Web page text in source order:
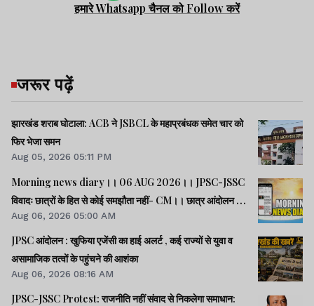
हमारे Whatsapp चैनल को Follow करें
जरूर पढ़ें
झारखंड शराब घोटाला: ACB ने JSBCL के महाप्रबंधक समेत चार को
फिर भेजा समन
Aug 05, 2026 05:11 PM
Morning news diary।। 06 AUG 2026।। JPSC-JSSC
विवादः छात्रों के हित से कोई समझौता नहीं- CM।। छात्र आंदोलन के
समर्थन में झारखंड आएंगे अभिजीत दीपके।। जब तक अमित शाह सदन
में जवाब नहीं देते, चर्चा नहीं होगीः राहुल।। समेत कई खबरें व वीडियो.
Aug 06, 2026 05:00 AM
JPSC आंदोलन : खुफिया एजेंसी का हाई अलर्ट , कई राज्यों से युवा व
असामाजिक तत्वों के पहुंचने की आशंका
Aug 06, 2026 08:16 AM
JPSC-JSSC Protest: राजनीति नहीं संवाद से निकलेगा समाधान: